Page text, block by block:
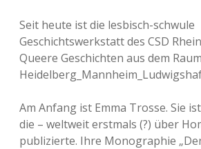
Seit heute ist die lesbisch-schwule
Geschichtswerkstatt des CSD
Queere Geschichten aus dem Raum
Am Anfang ist Emma Trosse. Sie
die – weltweit erstmals (?) über
publizierte. Ihre Monographie